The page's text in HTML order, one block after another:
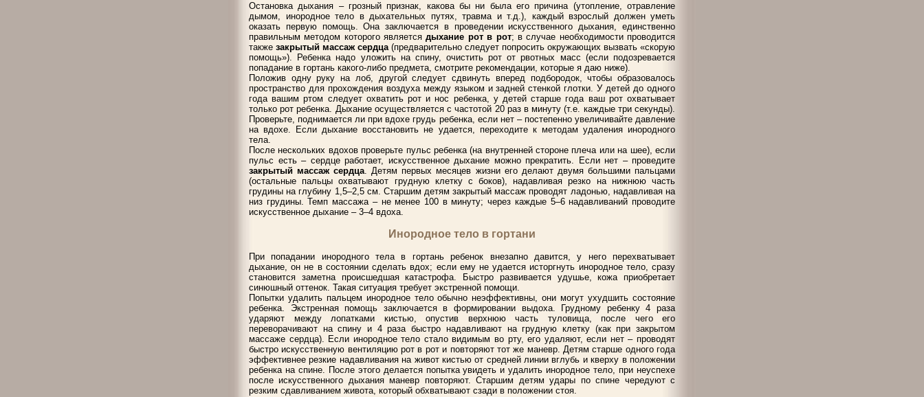
Остановка дыхания – грозный признак, какова бы ни была его причина (утопление, отравление
дымом, инородное тело в дыхательных путях, травма и т.д.), каждый взрослый должен уметь
оказать первую помощь. Она заключается в проведении искусственного дыхания, единственно
правильным методом которого являетсядыхание рот в рот; в случае необходимости проводится
также закрытый массаж сердца(предварительно следует попросить окружающих вызвать «скорую
помощь»). Ребенка надо уложить на спину, очистить рот от рвотных масс (если подозревается
попадание в гортань какого-либо предмета, смотрите рекомендации, которые я даю ниже).
Положив одну руку на лоб, другой следует сдвинуть вперед подбородок, чтобы образовалось
пространство для прохождения воздуха между языком и задней стенкой глотки. У детей до одного
года вашим ртом следует охватить рот и нос ребенка, у детей старше года ваш рот охватывает
только рот ребенка. Дыхание осуществляется с частотой 20 раз в минуту (т.е. каждые три секунды).
Проверьте, поднимается ли при вдохе грудь ребенка, если нет – постепенно увеличивайте давление
на вдохе. Если дыхание восстановить не удается, переходите к методам удаления инородного
тела.
После нескольких вдохов проверьте пульс ребенка (на внутренней стороне плеча или на шее), если
пульс есть – сердце работает, искусственное дыхание можно прекратить. Если нет – проведите
закрытый массаж сердца. Детям первых месяцев жизни его делают двумя большими пальцами
(остальные пальцы охватывают грудную клетку с боков), надавливая резко на нижнюю часть
грудины на глубину 1,5–2,5 см. Старшим детям закрытый массаж проводят ладонью, надавливая на
низ грудины. Темп массажа – не менее 100 в минуту; через каждые 5–6 надавливаний проводите
искусственное дыхание – 3–4 вдоха.
Инородное тело в гортани
При попадании инородного тела в гортань ребенок внезапно давится, у него перехватывает
дыхание, он не в состоянии сделать вдох; если ему не удается исторгнуть инородное тело, сразу
становится заметна происшедшая катастрофа. Быстро развивается удушье, кожа приобретает
синюшный оттенок. Такая ситуация требует экстренной помощи.
Попытки удалить пальцем инородное тело обычно неэффективны, они могут ухудшить состояние
ребенка. Экстренная помощь заключается в формировании выдоха. Грудному ребенку 4 раза
ударяют между лопатками кистью, опустив верхнюю часть туловища, после чего его
переворачивают на спину и 4 раза быстро надавливают на грудную клетку (как при закрытом
массаже сердца). Если инородное тело стало видимым во рту, его удаляют, если нет – проводят
быстро искусственную вентиляцию рот в рот и повторяют тот же маневр. Детям старше одного года
эффективнее резкие надавливания на живот кистью от средней линии вглубь и кверху в положении
ребенка на спине. После этого делается попытка увидеть и удалить инородное тело, при неуспехе
после искусственного дыхания маневр повторяют. Старшим детям удары по спине чередуют с
резким сдавливанием живота, который обхватывают сзади в положении стоя.